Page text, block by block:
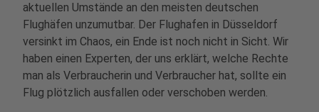
aktuellen Umstände an den meisten deutschen
Flughäfen unzumutbar. Der Flughafen in Düsseldorf
versinkt im Chaos, ein Ende ist noch nicht in Sicht. Wir
haben einen Experten, der uns erklärt, welche Rechte
man als Verbraucherin und Verbraucher hat, sollte ein
Flug plötzlich ausfallen oder verschoben werden.